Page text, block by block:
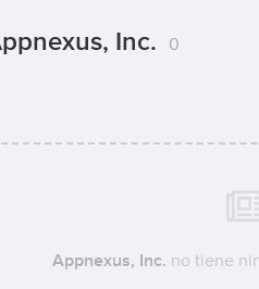
Inc. 0
Appnexus, Inc. no tiene